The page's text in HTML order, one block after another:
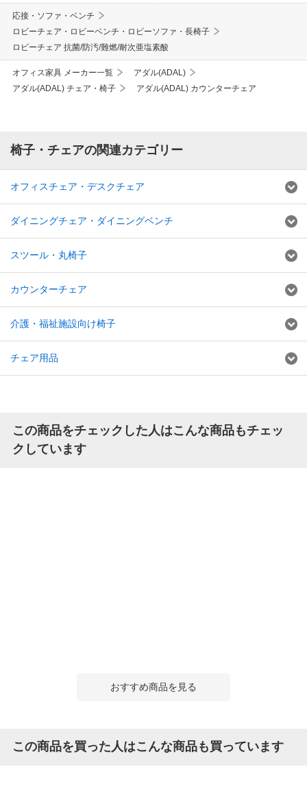
応接・ソファ・ベンチ
ロビーチェア・ロビーベンチ・ロビーソファ・長椅子
ロビーチェア 抗菌/防汚/難燃/耐次亜塩素酸
オフィス家具 メーカー一覧
アダル(ADAL)
アダル(ADAL) チェア・椅子
アダル(ADAL) カウンターチェア
椅子・チェアの関連カテゴリー
オフィスチェア・デスクチェア
ダイニングチェア・ダイニングベンチ
スツール・丸椅子
カウンターチェア
介護・福祉施設向け椅子
チェア用品
この商品をチェックした人はこんな商品もチェッ
クしています
おすすめ商品を見る
この商品を買った人はこんな商品も買っています